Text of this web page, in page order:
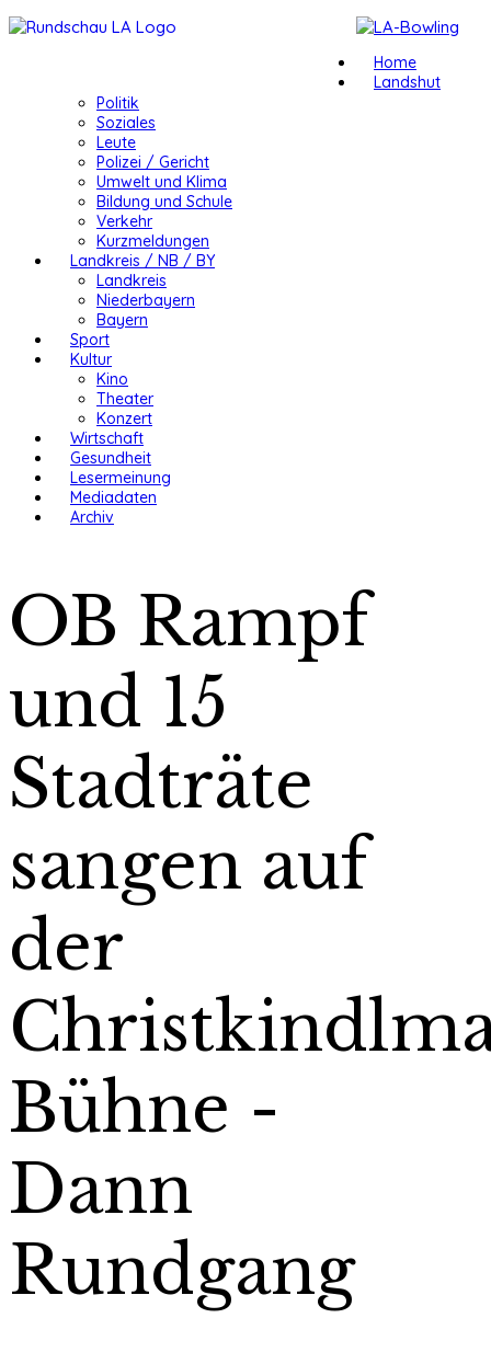
Home
Landshut
Politik
Soziales
Leute
Polizei / Gericht
Umwelt und Klima
Bildung und Schule
Verkehr
Kurzmeldungen
Landkreis / NB / BY
Landkreis
Niederbayern
Bayern
Sport
Kultur
Kino
Theater
Konzert
Wirtschaft
Gesundheit
Lesermeinung
Mediadaten
Archiv
OB Rampf
und 15
Stadträte
sangen auf
der
Bühne -
Dann
Rundgang